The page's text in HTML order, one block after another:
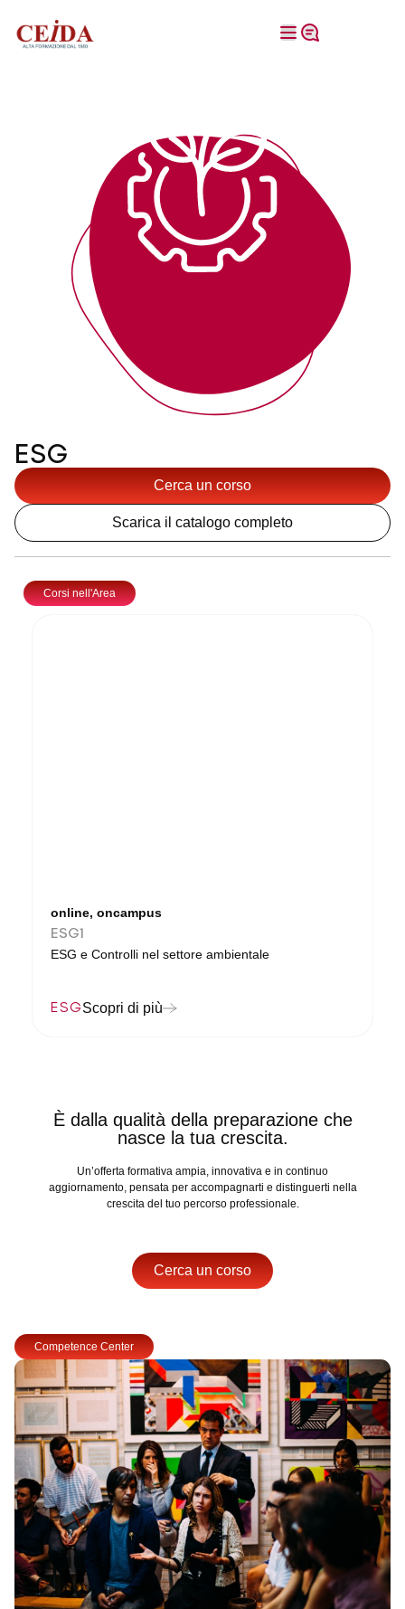
ESG
Cerca un corso
Scarica il catalogo completo
Corsi nell'Area
online, oncampus
ESG1
ESG e Controlli nel settore ambientale
ESGScopri di più
È dalla qualità della preparazione che
nasce la tua crescita.
Un’offerta formativa ampia, innovativa e in continuo
aggiornamento, pensata per accompagnarti e distinguerti nella
crescita del tuo percorso professionale.
Cerca un corso
Competence Center